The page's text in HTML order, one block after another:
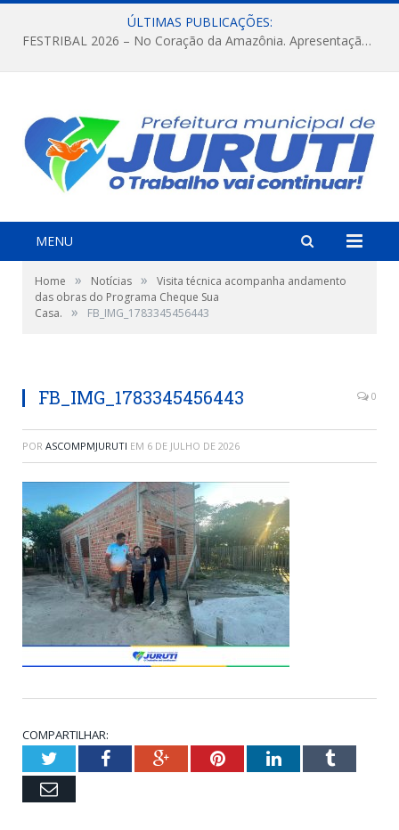
ÚLTIMAS PUBLICAÇÕES:
FESTRIBAL 2026 – No Coração da Amazônia. Apresentação da Munduruku.
MENU
Home » Notícias »
Visita técnica acompanha andamento
das obras do Programa Cheque Sua
Casa.
» FB_IMG_1783345456443
FB_IMG_1783345456443 0
POR ASCOMPMJURUTI EM 6 DE JULHO DE 2026
COMPARTILHAR:
TwitterFacebookGoogle+PinterestLinkedInTumblr
Email